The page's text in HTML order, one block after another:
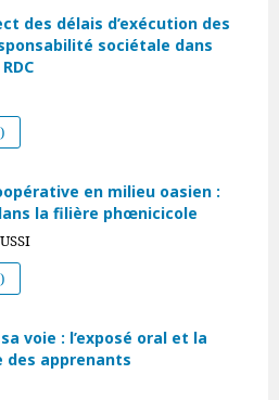
des délais d’exécution des
sociétale dans
en milieu oasien :
la filière phœnicicole
voie : l’exposé oral et la
apprenants